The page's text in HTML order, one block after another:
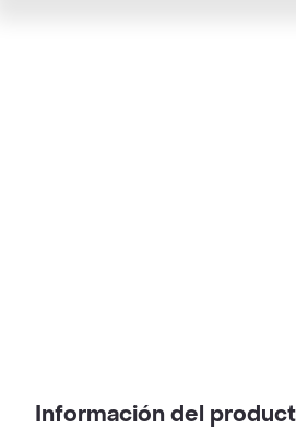
Información del